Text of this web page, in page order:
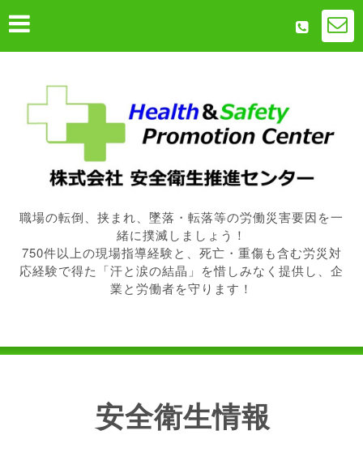
職場の転倒、挟まれ、墜落・転落等の労働災害要因を一
緒に撲滅しましょう！
750件以上の現場指導経験と、死亡・重傷も含む労災対
応経験で得た「汗と涙の結晶」を惜しみなく提供し、企
業と労働者を守ります！
安全衛生情報